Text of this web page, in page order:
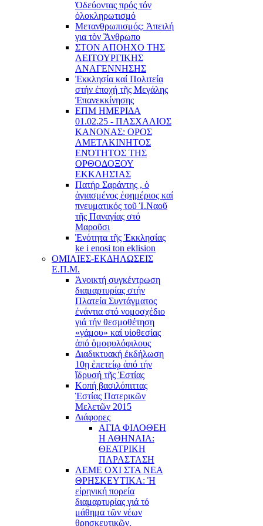
Ὁδεύοντας πρός τόν
ὁλοκληρωτισμό
Μετανθρωπισμός: Ἀπειλή
για τὸν Ἂνθρωπο
ΣΤΟΝ ΑΠΟΗΧΟ ΤΗΣ
ΛΕΙΤΟΥΡΓΙΚΗΣ
ΑΝΑΓΕΝΝΗΣΗΣ
Ἐκκλησία καί Πολιτεία
στήν ἐποχή τῆς Μεγάλης
Ἐπανεκκίνησης
ΕΠΜ ΗΜΕΡΙΔΑ
01.02.25 - ΠΑΣΧΑΛΙΟΣ
ΚΑΝΟΝΑΣ: ΟΡΟΣ
ΑΜΕΤΑΚΙΝΗΤΟΣ
ΕΝΌΤΗΤΟΣ ΤΗΣ
ΟΡΘΟΔΟΞΟΥ
ΕΚΚΛΗΣΊΑΣ
Πατήρ Σαράντης , ὁ
ἁγιασμένος ἐφημέριος καί
πνευματικός τοῦ Ἱ.Ναοῦ
τῆς Παναγίας στό
Μαροῦσι
Ἑνότητα τῆς Ἐκκλησίας
ke i enosi ton eklision
ΟΜΙΛΙΕΣ-ΕΚΔΗΛΩΣΕΙΣ
Ε.Π.Μ.
Ἀνοικτή συγκέντρωση
διαμαρτυρίας στήν
Πλατεία Συντάγματος
ἐνάντια στό νομοσχέδιο
γιά τήν θεσμοθέτηση
«γάμου» καί υἱοθεσίας
ἀπό ὁμοφυλόφιλους
Διαδικτυακή ἐκδήλωση
10ῃ ἐπετείῳ ἀπό τήν
ἵδρυσή τῆς Ἑστίας
Κοπή βασιλόπιττας
Ἑστίας Πατερικῶν
Μελετῶν 2015
Διάφορες
ΑΓΙΑ ΦΙΛΟΘΕΗ
Η ΑΘΗΝΑΙΑ:
ΘΕΑΤΡΙΚΗ
ΠΑΡΑΣΤΑΣΗ
ΛΕΜΕ ΟΧΙ ΣΤΑ ΝΕΑ
ΘΡΗΣΚΕΥΤΙΚΑ: Ἡ
εἰρηνική πορεία
διαμαρτυρίας γιά τό
μάθημα τῶν νέων
θρησκευτικῶν.